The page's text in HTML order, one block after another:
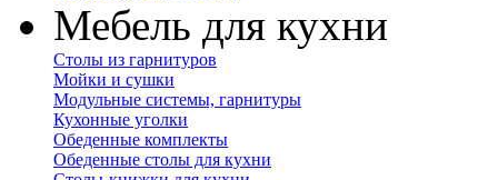
Мебель для кухни
Столы из гарнитуров
Мойки и сушки
Модульные системы, гарнитуры
Кухонные уголки
Обеденные комплекты
Обеденные столы для кухни